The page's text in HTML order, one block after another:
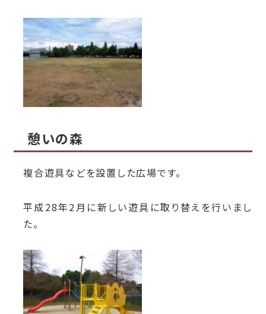
憩いの森
複合遊具などを設置した広場です。
平成28年2月に新しい遊具に取り替えを行いまし
た。